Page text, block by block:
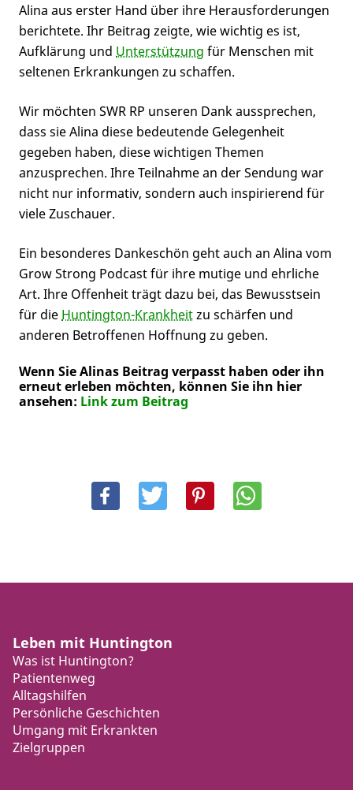
Alina aus erster Hand über ihre Herausforderungen
berichtete. Ihr Beitrag zeigte, wie wichtig es ist,
Aufklärung und Unterstützung für Menschen mit
seltenen Erkrankungen zu schaffen.
Wir möchten SWR RP unseren Dank aussprechen,
dass sie Alina diese bedeutende Gelegenheit
gegeben haben, diese wichtigen Themen
anzusprechen. Ihre Teilnahme an der Sendung war
nicht nur informativ, sondern auch inspirierend für
viele Zuschauer.
Ein besonderes Dankeschön geht auch an Alina vom
Grow Strong Podcast für ihre mutige und ehrliche
Art. Ihre Offenheit trägt dazu bei, das Bewusstsein
für die Huntington-Krankheitzu schärfen und
anderen Betroffenen Hoffnung zu geben.
Wenn Sie Alinas Beitrag verpasst haben oder ihn
erneut erleben möchten, können Sie ihn hier
ansehen: Link zum Beitrag
Leben mit Huntington
Was ist Huntington?
Patientenweg
Alltagshilfen
Persönliche Geschichten
Umgang mit Erkrankten
Zielgruppen